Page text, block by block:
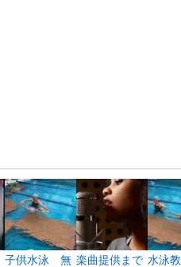
子供水泳 無 楽曲提供まで 水泳